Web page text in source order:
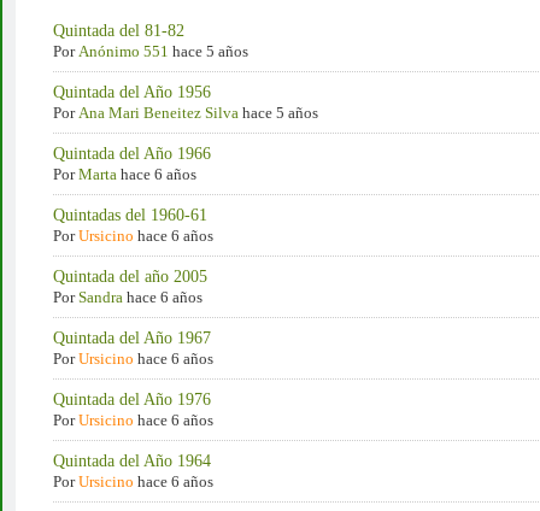
Quintada del 81-82
PorAnónimo 551 hace 5 años
Quintada del Año 1956
PorAna Mari Beneitez Silva hace 5 años
Quintada del Año 1966
PorMarta hace 6 años
Quintadas del 1960-61
PorUrsicino hace 6 años
Quintada del año 2005
PorSandra hace 6 años
Quintada del Año 1967
PorUrsicino hace 6 años
Quintada del Año 1976
PorUrsicino hace 6 años
Quintada del Año 1964
PorUrsicino hace 6 años